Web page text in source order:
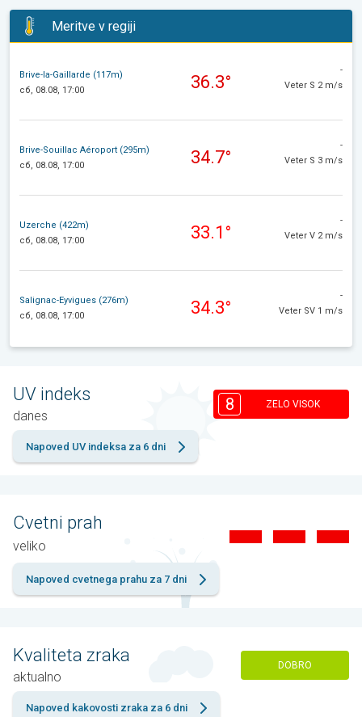
Meritve v regiji
Brive-la-Gaillarde (117m)
сб, 08.08, 17:00
36.3°
-
Veter S 2 m/s
Brive-Souillac Aéroport (295m)
сб, 08.08, 17:00
34.7°
-
Veter S 3 m/s
Uzerche (422m)
сб, 08.08, 17:00
33.1°
-
Veter V 2 m/s
Salignac-Eyvigues (276m)
сб, 08.08, 17:00
34.3°
-
Veter SV 1 m/s
UV indeks
danes
8 ZELO VISOK
Napoved UV indeksa za 6 dni
Cvetni prah
veliko
Napoved cvetnega prahu za 7 dni
Kvaliteta zraka
aktualno
DOBRO
Napoved kakovosti zraka za 6 dni